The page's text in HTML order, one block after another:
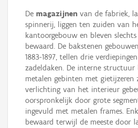
De magazijnen van de fabriek,
spinnerij, liggen ten zuiden van
kantoorgebouw en bleven
bewaard. De bakstenen
1883-1897, tellen drie
zadeldaken. De interne
metalen gebinten met gietijzeren
verlichting van het interieur
oorspronkelijk door grote
ingevuld met metalen frames.
bewaard terwijl de meeste door